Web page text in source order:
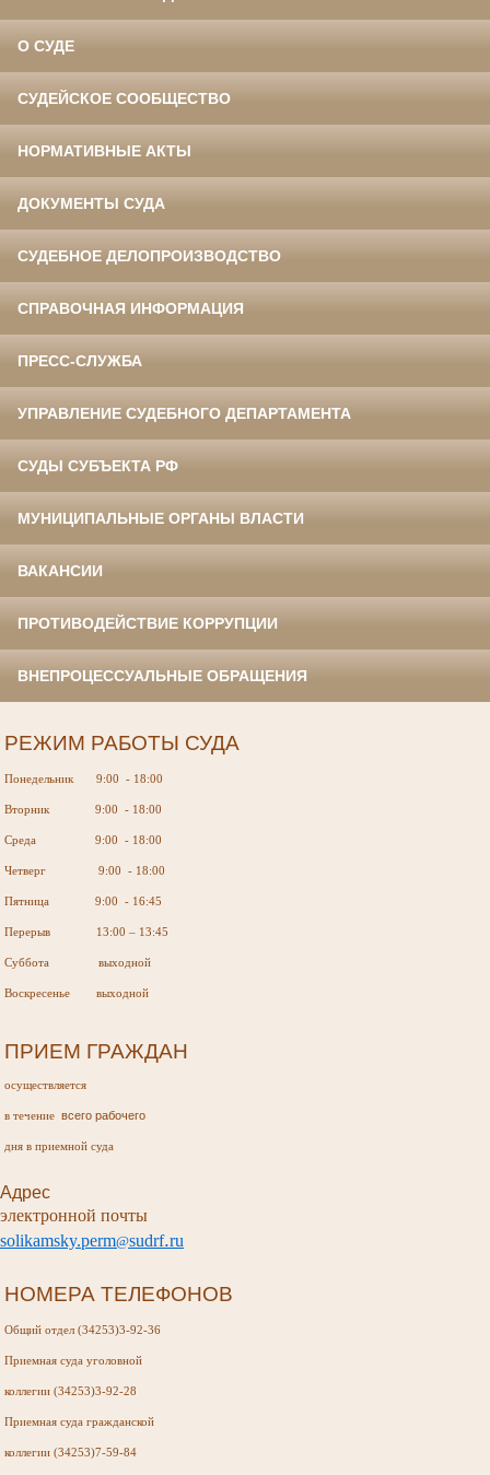
О СУДЕ
СУДЕЙСКОЕ СООБЩЕСТВО
НОРМАТИВНЫЕ АКТЫ
ДОКУМЕНТЫ СУДА
СУДЕБНОЕ ДЕЛОПРОИЗВОДСТВО
СПРАВОЧНАЯ ИНФОРМАЦИЯ
ПРЕСС-СЛУЖБА
УПРАВЛЕНИЕ СУДЕБНОГО ДЕПАРТАМЕНТА
СУДЫ СУБЪЕКТА РФ
МУНИЦИПАЛЬНЫЕ ОРГАНЫ ВЛАСТИ
ВАКАНСИИ
ПРОТИВОДЕЙСТВИЕ КОРРУПЦИИ
ВНЕПРОЦЕССУАЛЬНЫЕ ОБРАЩЕНИЯ
РЕЖИМ РАБОТЫ СУДА
Понедельник 9:00 - 18:00
Вторник 9:00 - 18:00
Среда 9:00 - 18:00
Четверг 9:00 - 18:00
Пятница 9:00 - 16:45
Перерыв 13:00 – 13:45
Суббота выходной
Воскресенье выходной
ПРИЕМ ГРАЖДАН
осуществляется
в течение всего рабочего
дня в приемной суда
Адрес
электронной почты
solikamsky.perm@sudrf.ru
НОМЕРА ТЕЛЕФОНОВ
Общий отдел (34253)3-92-36
Приемная суда уголовной
коллегии (34253)3-92-28
Приемная суда гражданской
коллегии (34253)7-59-84